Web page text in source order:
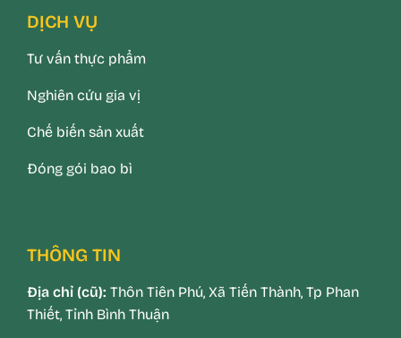
DỊCH VỤ
Tư vấn thực phẩm
Nghiên cứu gia vị
Chế biến sản xuất
Đóng gói bao bì
THÔNG TIN
Địa chỉ (cũ): Thôn Tiên Phú, Xã Tiến Thành, Tp Phan
Thiết, Tỉnh Bình Thuận